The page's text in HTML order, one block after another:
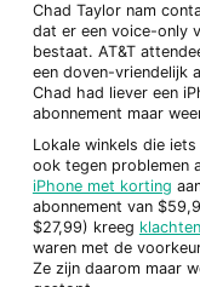
Chad Taylor nam
dat er een voice-only
bestaat. AT&T
een doven-vriendelijk
Chad had liever een
abonnement maar
Lokale winkels die
ook tegen problemen
iPhone met korting
abonnement van
$27,99) kreeg klachten
waren met de
Ze zijn daarom maar